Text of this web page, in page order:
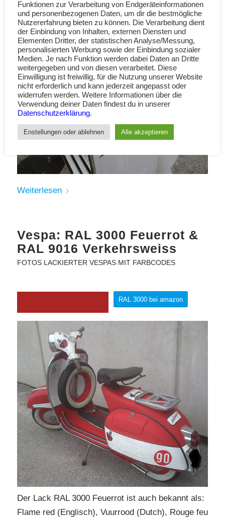
Lackstifte
Weiterlesen
Vespa: RAL 3000 Feuerrot &
RAL 9016 Verkehrsweiss
FOTOS LACKIERTER VESPAS MIT FARBCODES
RAL 3000 bei amazon
Der Lack RAL 3000 Feuerrot ist auch bekannt als:
Flame red (Englisch), Vuurrood (Dutch), Rouge feu
Funktionen zur Verarbeitung von Endgeräteinformationen
und personenbezogenen Daten, um dir die bestmögliche
Nutzererfahrung bieten zu können. Die Verarbeitung dient
der Einbindung von Inhalten, externen Diensten und
Elementen Dritter, der statistischen Analyse/Messung,
personalisierten Werbung sowie der Einbindung sozialer
Medien. Je nach Funktion werden dabei Daten an Dritte
weitergegeben und von diesen verarbeitet. Diese
Einwilligung ist freiwillig, für die Nutzung unserer Website
nicht erforderlich und kann jederzeit angepasst oder
widerrufen werden. Weitere Informationen über die
Verwendung deiner Daten findest du in unserer
Datenschutzerklärung.
Enstellungen oder ablehnen Alle akzeptieren